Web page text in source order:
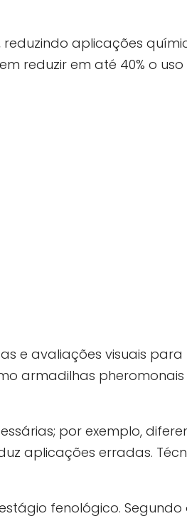
aplicações
reduzir em até 40% o
e avaliações visuais
armadilhas
por exemplo,
aplicações erradas.
fenológico. Segundo